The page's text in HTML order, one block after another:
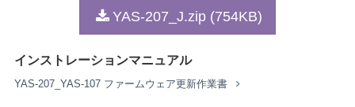
1. 著作権および使用許諾
弊社はお客様に対し、本契約に基づいて配布されるプロ
付きで配布され得るそれらのバージョンアップ（以下
「本ソフトウェア」）を、お客様ご自身が所有または管
YAS-207_J.zip (754KB)
インストレーションマニュアル
YAS-207_YAS-107 ファームウェア更新作業書